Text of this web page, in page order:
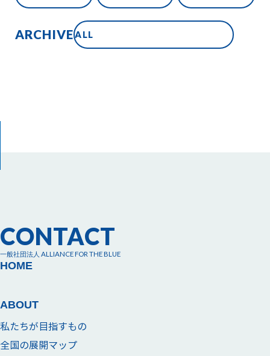
ARCHIVE
CONTACT
一般社団法人 ALLIANCE FOR THE BLUE
HOME
ABOUT
私たちが目指すもの
全国の展開マップ